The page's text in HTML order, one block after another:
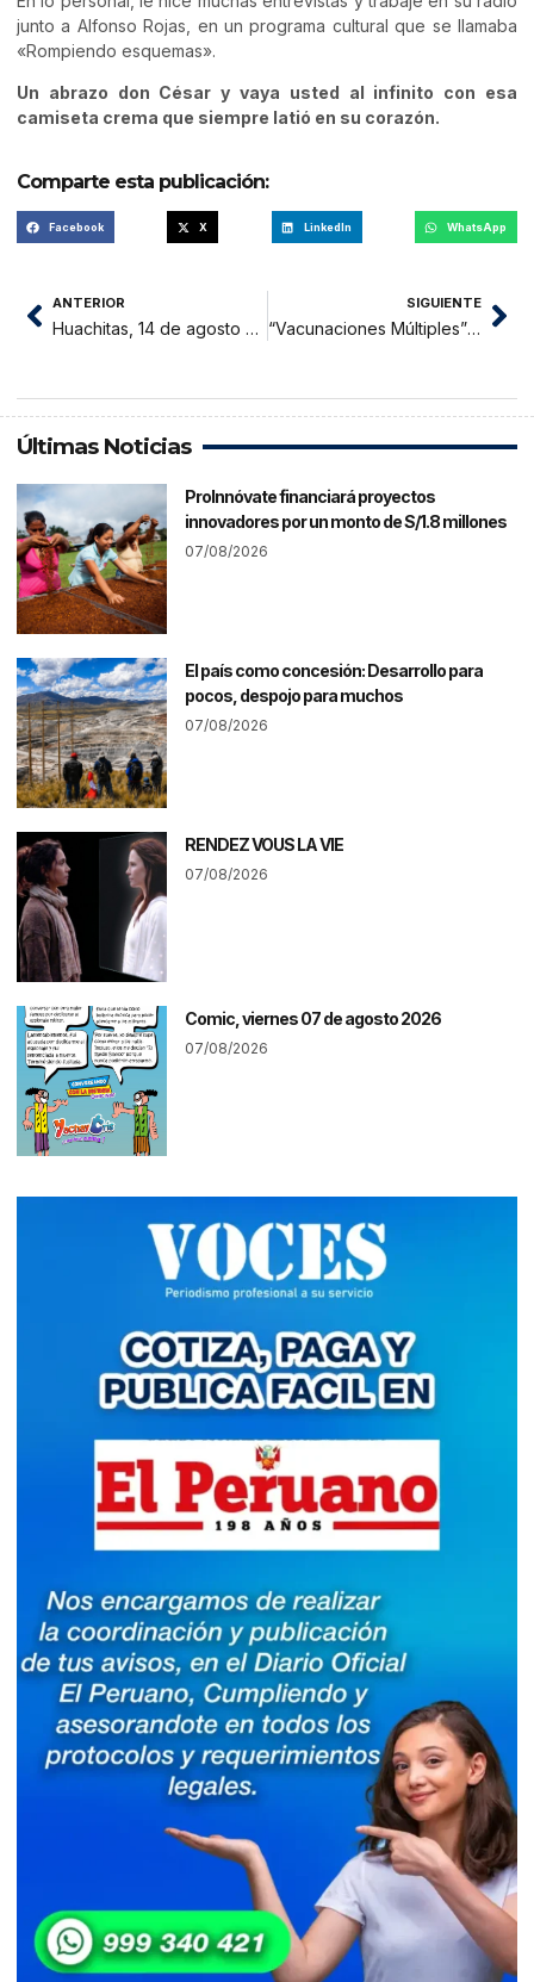
junto a Alfonso Rojas, en un programa cultural que se llamaba
«Rompiendo esquemas».
Un abrazo don César y vaya usted al infinito con esa
camiseta crema que siempre latió en su corazón.
Comparte esta publicación:
Facebook X LinkedIn WhatsApp
ANTERIOR
Huachitas, 14 de agosto 2020
SIGUIENTE
“Vacunaciones Múltiples” y soluciones de fondo
Últimas Noticias
ProInnóvate financiará proyectos
innovadores por un monto de S/1.8 millones
07/08/2026
El país como concesión: Desarrollo para
pocos, despojo para muchos
07/08/2026
RENDEZ VOUS LA VIE
07/08/2026
Comic, viernes 07 de agosto 2026
07/08/2026